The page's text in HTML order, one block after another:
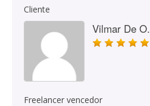
Cliente
Vilmar De O.
Freelancer vencedor